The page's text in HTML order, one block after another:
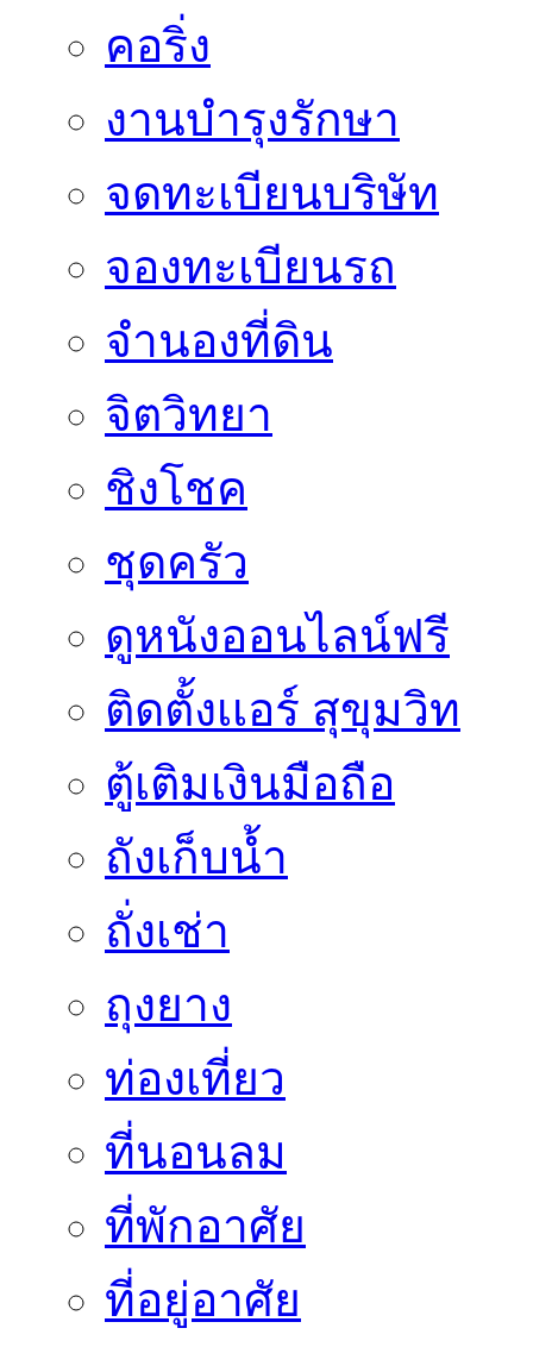
คอริ่ง
งานบำรุงรักษา
จดทะเบียนบริษัท
จองทะเบียนรถ
จำนองที่ดิน
จิตวิทยา
ชิงโชค
ชุดครัว
ดูหนังออนไลน์ฟรี
ติดตั้งเเอร์ สุขุมวิท
ตู้เติมเงินมือถือ
ถังเก็บน้ำ
ถั่งเช่า
ถุงยาง
ท่องเที่ยว
ที่นอนลม
ที่พักอาศัย
ที่อยู่อาศัย